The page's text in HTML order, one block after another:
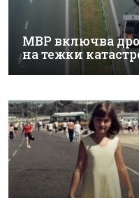
МВР включва
на тежки